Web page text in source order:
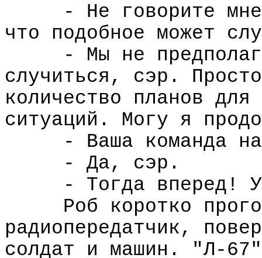
- Не говорите
что подобное может
- Мы не
случиться, сэр.
количество планов для
ситуаций. Могу я
- Ваша команда
- Да, сэр.
- Тогда вперед!
Роб коротко
радиопередатчик,
солдат и машин. "Л-